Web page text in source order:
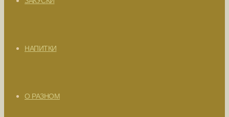
НАПИТКИ
О РАЗНОМ